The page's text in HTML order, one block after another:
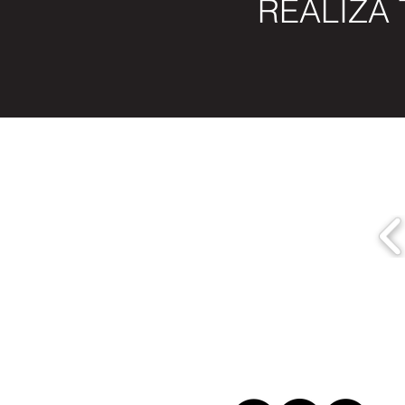
REALIZA